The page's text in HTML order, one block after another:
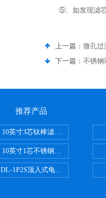
⑤、如发现滤芯
上一篇： 微孔过
下一篇： 不锈钢
推荐产品
10英寸3芯钛棒滤芯过滤器
10英寸1芯不锈钢钛棒过滤器
DL-1P2S顶入式龟背过滤器